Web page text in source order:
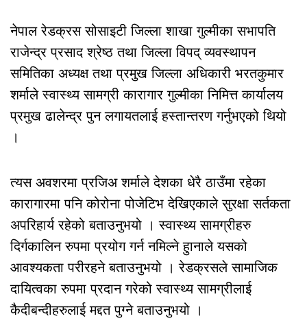
नेपाल रेडक्रस सोसाइटी जिल्ला शाखा गुल्मीका सभापति
राजेन्द्र प्रसाद श्रेष्ठ तथा जिल्ला विपद् व्यवस्थापन
समितिका अध्यक्ष तथा प्रमुख जिल्ला अधिकारी भरतकुमार
शर्माले स्वास्थ्य सामग्री कारागार गुल्मीका निमित्त कार्यालय
प्रमुख ढालेन्द्र पुन लगायतलाई हस्तान्तरण गर्नुभएको थियो
।
त्यस अवशरमा प्रजिअ शर्माले देशका धेरै ठाउँमा रहेका
कारागारमा पनि कोरोना पोजेटिभ देखिएकाले सुरक्षा सर्तकता
अपरिहार्य रहेको बताउनुभयो । स्वास्थ्य सामग्रीहरु
दिर्गकालिन रुपमा प्रयोग गर्न नमिल्ने हुानाले यसको
आवश्यकता परीरहने बताउनुभयो । रेडक्रसले सामाजिक
दायित्वका रुपमा प्रदान गरेको स्वास्थ्य सामग्रीलाई
कैदीबन्दीहरुलाई मद्दत पुग्ने बताउनुभयो ।